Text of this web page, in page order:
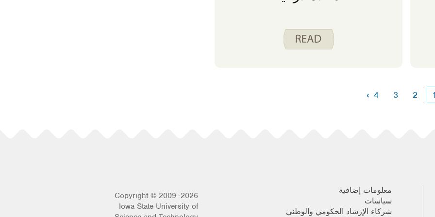
2
3
4
›
معلومات إضافية
سياسات
شركاء الإرشاد الحكومي والوطني
Copyright © 2009–2026
Iowa State University of